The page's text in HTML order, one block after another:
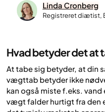
Linda Cronberg
Registreret diætist,
Hvad betyder det at
At tabe sig betyder, at din
vægttab betyder ikke
kan også miste f.eks. vand
vægt falder hurtigt fra den